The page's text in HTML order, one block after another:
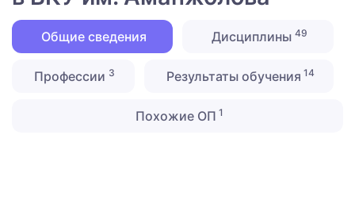
Общие сведения Дисциплины 49
Профессии 3 Результаты обучения 14
Похожие ОП 1